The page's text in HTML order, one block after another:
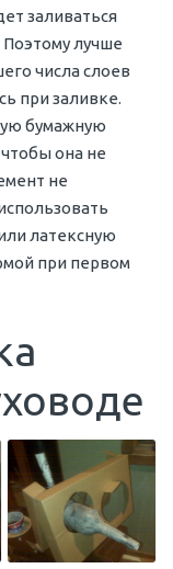
заливаться
лучше
числа слоев
при заливке.
бумажную
она не
не
латексную
при первом